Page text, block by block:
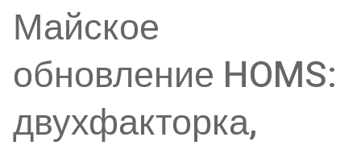
Майское
обновление HOMS:
двухфакторка,